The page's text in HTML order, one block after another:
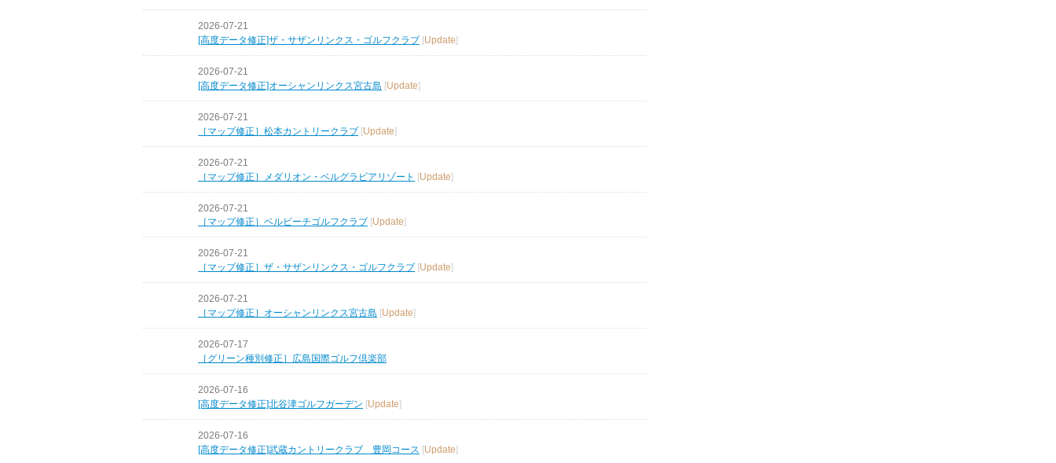
2026-07-21
[高度データ修正]ザ・サザンリンクス・ゴルフクラブ [Update]
2026-07-21
[高度データ修正]オーシャンリンクス宮古島 [Update]
2026-07-21
［マップ修正］松本カントリークラブ [Update]
2026-07-21
［マップ修正］メダリオン・ベルグラビアリゾート [Update]
2026-07-21
［マップ修正］ベルビーチゴルフクラブ [Update]
2026-07-21
［マップ修正］ザ・サザンリンクス・ゴルフクラブ [Update]
2026-07-21
［マップ修正］オーシャンリンクス宮古島 [Update]
2026-07-17
［グリーン種別修正］広島国際ゴルフ倶楽部
2026-07-16
[高度データ修正]北谷津ゴルフガーデン [Update]
2026-07-16
[高度データ修正]武蔵カントリークラブ 豊岡コース [Update]